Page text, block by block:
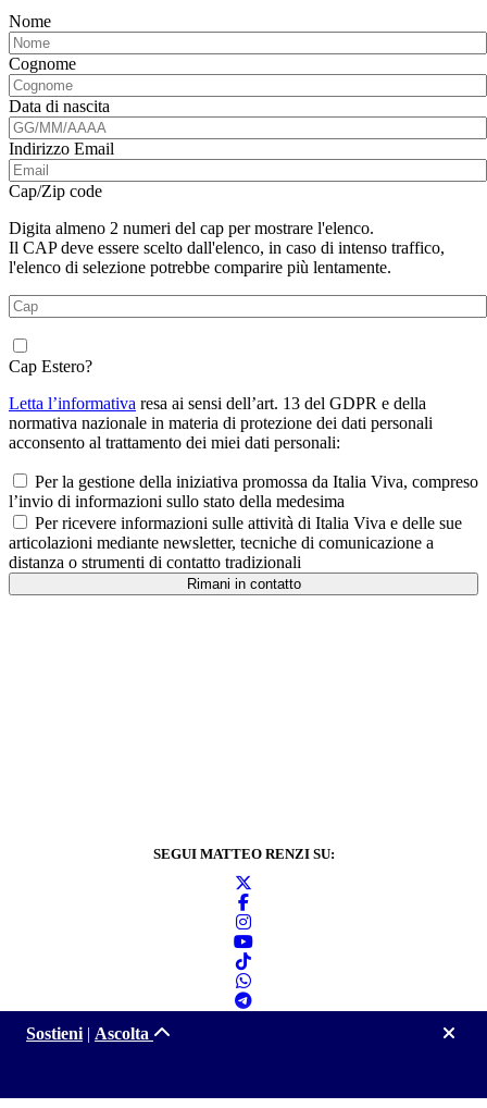
Nome
Cognome
Data di nascita
Indirizzo Email
Cap/Zip code
Digita almeno 2 numeri del cap per mostrare l'elenco.
Il CAP deve essere scelto dall'elenco, in caso di intenso traffico,
l'elenco di selezione potrebbe comparire più lentamente.
Cap Estero?
Letta l’informativa resa ai sensi dell’art. 13 del GDPR e della
normativa nazionale in materia di protezione dei dati personali
acconsento al trattamento dei miei dati personali:
Per la gestione della iniziativa promossa da Italia Viva, compreso
l’invio di informazioni sullo stato della medesima
Per ricevere informazioni sulle attività di Italia Viva e delle sue
articolazioni mediante newsletter, tecniche di comunicazione a
distanza o strumenti di contatto tradizionali
Rimani in contatto
SEGUI MATTEO RENZI SU:
Sostieni | Ascolta